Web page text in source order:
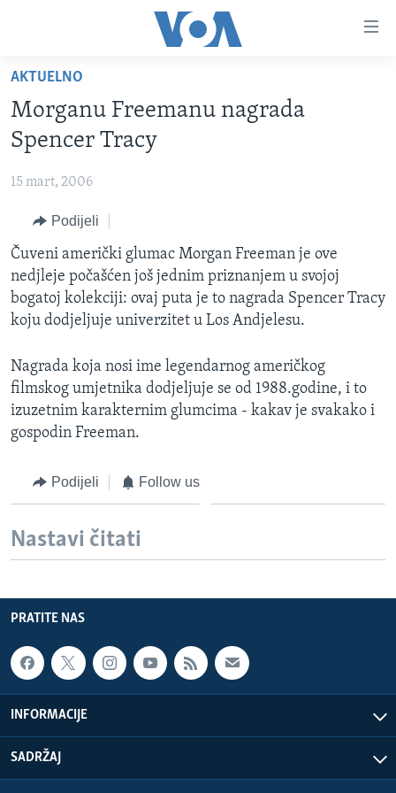
glavni
sadržaj
Pređi
na
glavnu
pretragu
VIDEO
FOTOGRAFIJE DANA
VIJESTI
SJEDINJENE AMERIČKE DRŽAVE
BOSNA I HERCEGOVINA
SVIJET
NAUKA I TEHNOLOGIJA
SPECIJALNI PROJEKTI
KORUPCIJA
SLOBODA MEDIJA
IZBJEGLIČKA STRANA
MAGAZIN
O GLASU AMERIKE
Learning English
PRATITE NAS
Jezici
AKTUELNO
Morganu Freemanu nagrada
Spencer Tracy
15 mart, 2006
Podijeli
Čuveni američki glumac Morgan Freeman je ove
nedjleje počašćen još jednim priznanjem u svojoj
bogatoj kolekciji: ovaj puta je to nagrada Spencer Tracy
koju dodjeljuje univerzitet u Los Andjelesu.
Nagrada koja nosi ime legendarnog američkog
filmskog umjetnika dodjeljuje se od 1988.godine, i to
izuzetnim karakternim glumcima - kakav je svakako i
gospodin Freeman.
Podijeli Follow us
Nastavi čitati
PRATITE NAS
INFORMACIJE
SADRŽAJ